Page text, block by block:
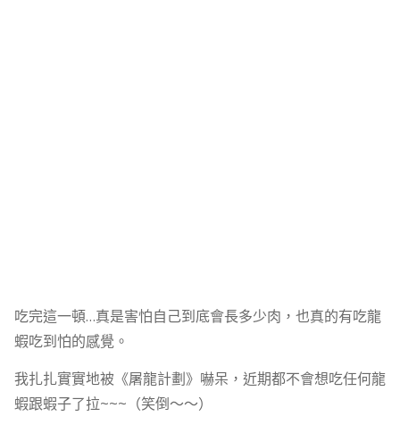
吃完這一頓…真是害怕自己到底會長多少肉，也真的有吃龍
蝦吃到怕的感覺。
我扎扎實實地被《屠龍計劃》嚇呆，近期都不會想吃任何龍
蝦跟蝦子了拉~~~（笑倒～～）